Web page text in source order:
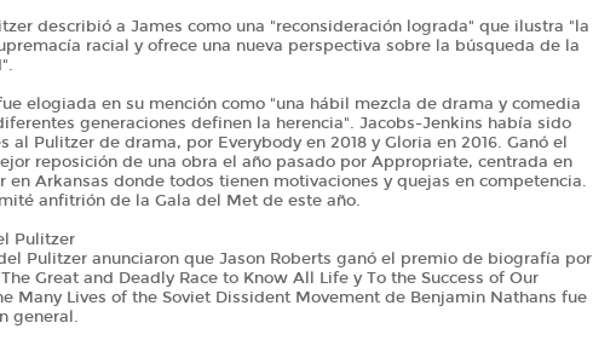
describió a James como una "reconsideración lograda" que ilustra "la
racial y ofrece una nueva perspectiva sobre la búsqueda de la
elogiada en su mención como "una hábil mezcla de drama y comedia
generaciones definen la herencia". Jacobs-Jenkins había sido
al Pulitzer de drama, por Everybody en 2018 y Gloria en 2016. Ganó el
reposición de una obra el año pasado por Appropriate, centrada en
en Arkansas donde todos tienen motivaciones y quejas en competencia.
anfitrión de la Gala del Met de este año.
Pulitzer
Pulitzer anunciaron que Jason Roberts ganó el premio de biografía por
Great and Deadly Race to Know All Life y To the Success of Our
Many Lives of the Soviet Dissident Movement de Benjamin Nathans fue
general.